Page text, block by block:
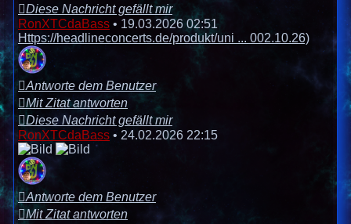
Diese Nachricht gefällt mir
RonXTCdaBass • 19.03.2026 02:51
Https://headlineconcerts.de/produkt/uni ... 002.10.26)
Antworte dem Benutzer
Mit Zitat antworten
Diese Nachricht gefällt mir
RonXTCdaBass • 24.02.2026 22:15
Antworte dem Benutzer
Mit Zitat antworten